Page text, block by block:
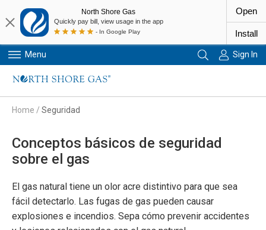
Menu Sign In
Home / Seguridad
Conceptos básicos de seguridad
sobre el gas
El gas natural tiene un olor acre distintivo para que sea
fácil detectarlo. Las fugas de gas pueden causar
explosiones e incendios. Sepa cómo prevenir accidentes
North Shore Gas
Quickly pay bill, view usage in the app
- In Google Play
Open
Install